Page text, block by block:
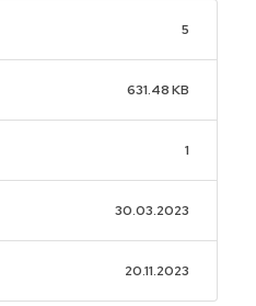
5
631.48 KB
1
30.03.2023
20.11.2023